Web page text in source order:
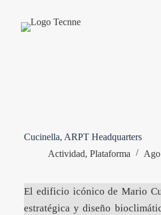
contenido
Cucinella, ARPT Headquarters
Actividad, Plataforma
El edificio icónico de Mario
estratégica y diseño